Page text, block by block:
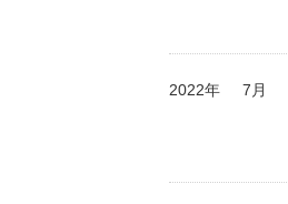
2022年 7月